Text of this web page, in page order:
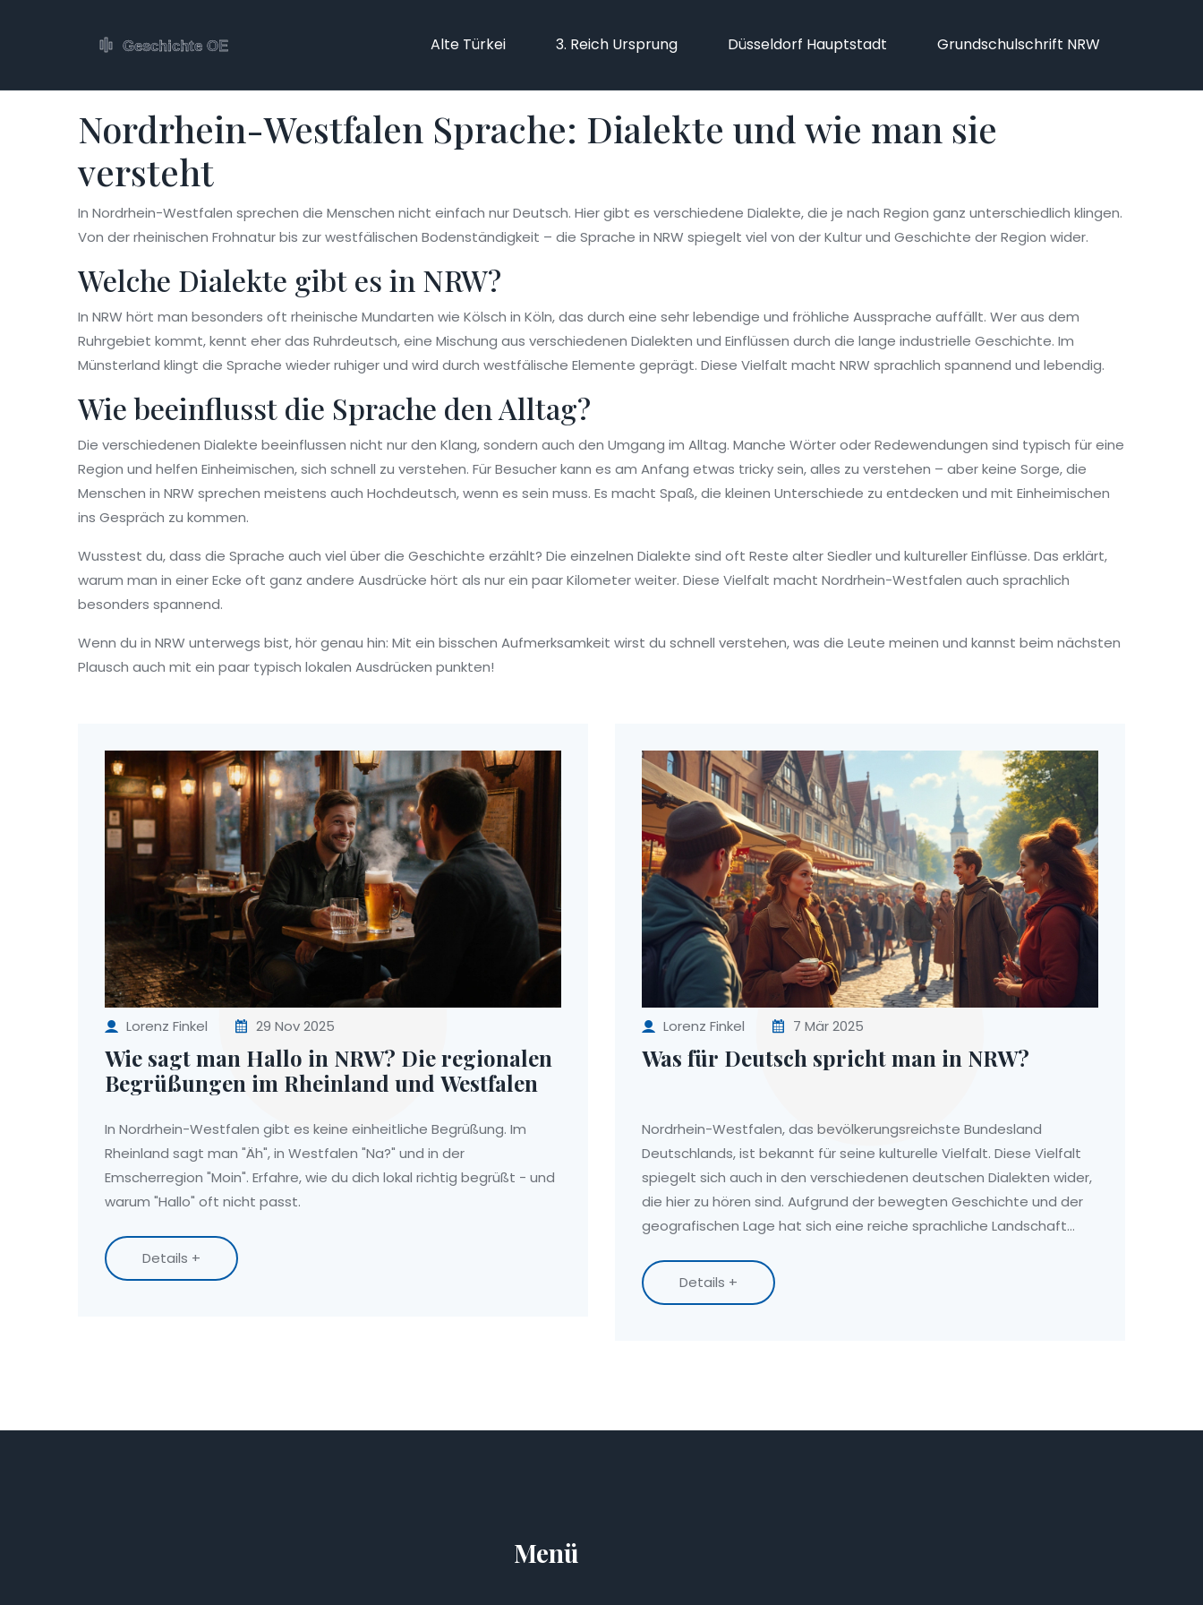
Alte Türkei 3. Reich Ursprung Düsseldorf Hauptstadt Grundschulschrift NRW
Nordrhein-Westfalen Sprache: Dialekte und wie man sie
versteht
In Nordrhein-Westfalen sprechen die Menschen nicht einfach nur Deutsch. Hier gibt es verschiedene Dialekte, die je nach Region ganz unterschiedlich klingen.
Von der rheinischen Frohnatur bis zur westfälischen Bodenständigkeit – die Sprache in NRW spiegelt viel von der Kultur und Geschichte der Region wider.
Welche Dialekte gibt es in NRW?
In NRW hört man besonders oft rheinische Mundarten wie Kölsch in Köln, das durch eine sehr lebendige und fröhliche Aussprache auffällt. Wer aus dem
Ruhrgebiet kommt, kennt eher das Ruhrdeutsch, eine Mischung aus verschiedenen Dialekten und Einflüssen durch die lange industrielle Geschichte. Im
Münsterland klingt die Sprache wieder ruhiger und wird durch westfälische Elemente geprägt. Diese Vielfalt macht NRW sprachlich spannend und lebendig.
Wie beeinflusst die Sprache den Alltag?
Die verschiedenen Dialekte beeinflussen nicht nur den Klang, sondern auch den Umgang im Alltag. Manche Wörter oder Redewendungen sind typisch für eine
Region und helfen Einheimischen, sich schnell zu verstehen. Für Besucher kann es am Anfang etwas tricky sein, alles zu verstehen – aber keine Sorge, die
Menschen in NRW sprechen meistens auch Hochdeutsch, wenn es sein muss. Es macht Spaß, die kleinen Unterschiede zu entdecken und mit Einheimischen
ins Gespräch zu kommen.
Wusstest du, dass die Sprache auch viel über die Geschichte erzählt? Die einzelnen Dialekte sind oft Reste alter Siedler und kultureller Einflüsse. Das erklärt,
warum man in einer Ecke oft ganz andere Ausdrücke hört als nur ein paar Kilometer weiter. Diese Vielfalt macht Nordrhein-Westfalen auch sprachlich
besonders spannend.
Wenn du in NRW unterwegs bist, hör genau hin: Mit ein bisschen Aufmerksamkeit wirst du schnell verstehen, was die Leute meinen und kannst beim nächsten
Plausch auch mit ein paar typisch lokalen Ausdrücken punkten!
Lorenz Finkel 29 Nov 2025
Wie sagt man Hallo in NRW? Die regionalen
Begrüßungen im Rheinland und Westfalen
In Nordrhein-Westfalen gibt es keine einheitliche Begrüßung. Im
Rheinland sagt man "Äh", in Westfalen "Na?" und in der
Emscherregion "Moin". Erfahre, wie du dich lokal richtig begrüßt - und
warum "Hallo" oft nicht passt.
Details +
Lorenz Finkel 7 Mär 2025
Was für Deutsch spricht man in NRW?
Nordrhein-Westfalen, das bevölkerungsreichste Bundesland
Deutschlands, ist bekannt für seine kulturelle Vielfalt. Diese Vielfalt
spiegelt sich auch in den verschiedenen deutschen Dialekten wider,
die hier zu hören sind. Aufgrund der bewegten Geschichte und der
geografischen Lage hat sich eine reiche sprachliche Landschaft
für die Region sind und welche geschichtlichen Hintergründe hierzu
führen.
Details +
Menü